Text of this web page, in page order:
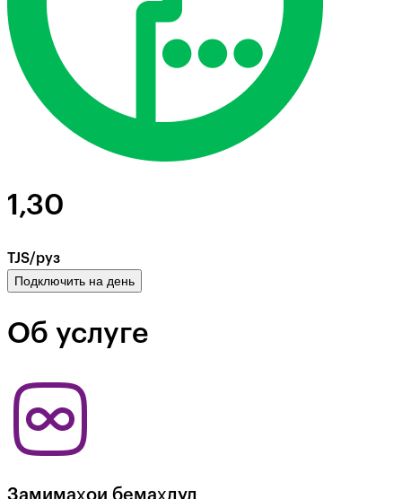
1,30
TJS/руз
Подключить на день
Об услуге